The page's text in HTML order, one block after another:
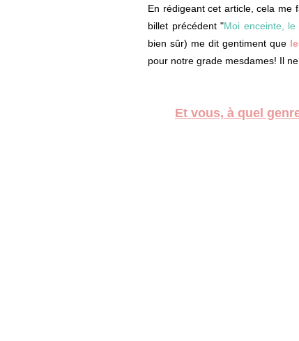
En rédigeant cet article, cela me
billet précédent "Moi enceinte,
bien sûr) me dit gentiment que
pour notre grade mesdames! Il
Et vous, à quel